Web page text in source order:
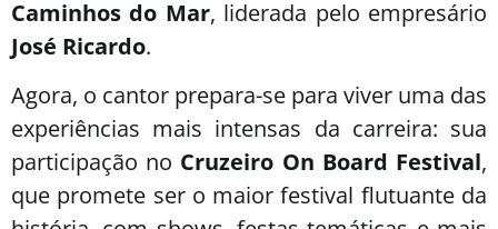
Caminhos do Mar, liderada pelo empresário
José Ricardo.
Agora, o cantor prepara-se para viver uma das
experiências mais intensas da carreira: sua
participação no Cruzeiro On Board Festival,
que promete ser o maior festival flutuante da